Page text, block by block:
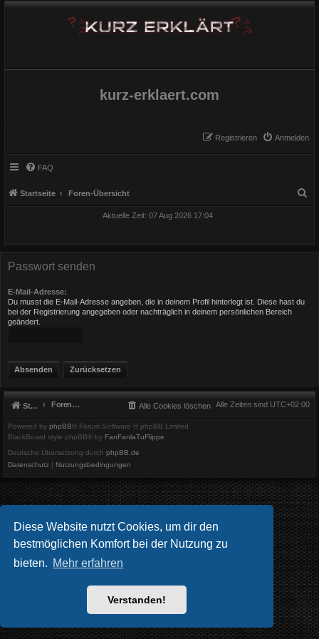
Diese Website nutzt Cookies, um dir den
bestmöglichen Komfort bei der Nutzung zu
bieten. Mehr erfahren
Verstanden!
kurz-erklaert.com
Anmelden
Registrieren
FAQ
Startseite Foren-Übersicht
Aktuelle Zeit: 07 Aug 2026 17:04
Passwort senden
E-Mail-Adresse:
Du musst die E-Mail-Adresse angeben, die in deinem Profil hinterlegt ist. Diese hast du
bei der Registrierung angegeben oder nachträglich in deinem persönlichen Bereich
geändert.
Startseite Foren-Übersicht Alle Zeiten sind UTC+02:00
Alle Cookies löschen
Powered by phpBB® Forum Software © phpBB Limited
BlackBoard style phpBB® by FanFanlaTuFlippe
Deutsche Übersetzung durch phpBB.de
Datenschutz | Nutzungsbedingungen